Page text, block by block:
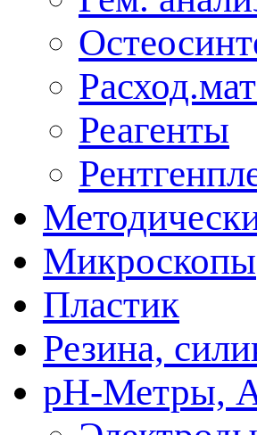
Реагенты
Микроскопы
Пластик
Резина,
рН-Метры,